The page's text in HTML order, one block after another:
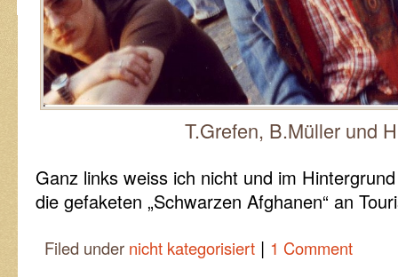
T.Grefen, B.Müller und
Ganz links weiss ich nicht und im
die gefaketen „Schwarzen Afghanen“ an
Filed under nicht kategorisiert | 1 Comment